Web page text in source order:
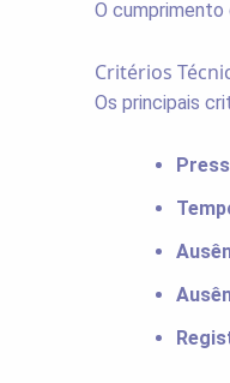
O cumprimento
Critérios
Os principais